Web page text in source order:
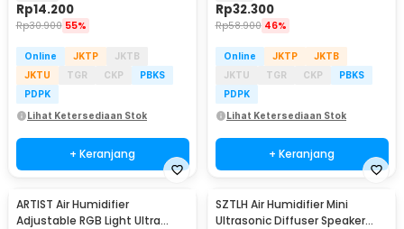
Rp14.200
Rp30.900 55%
Online JKTP
JKTB
JKTU
TGR CKP
PBKS
PDPK
Lihat Ketersediaan Stok
+ Keranjang
Rp32.300
Rp58.900 46%
Online JKTP
JKTB
JKTU
TGR CKP
PBKS
PDPK
Lihat Ketersediaan Stok
+ Keranjang
ARTIST Air Humidifier
Adjustable RGB Light Ultra
SZTLH Air Humidifier Mini
Ultrasonic Diffuser Speaker